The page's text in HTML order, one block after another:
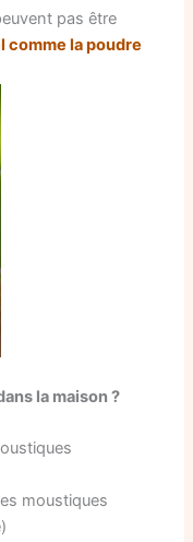
pas être
comme la poudre
la maison ?
moustiques